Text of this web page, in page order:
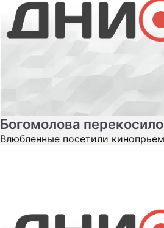
Богомолова
Влюбленные посетили